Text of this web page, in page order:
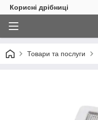
Корисні дрібниці
Товари та послуги